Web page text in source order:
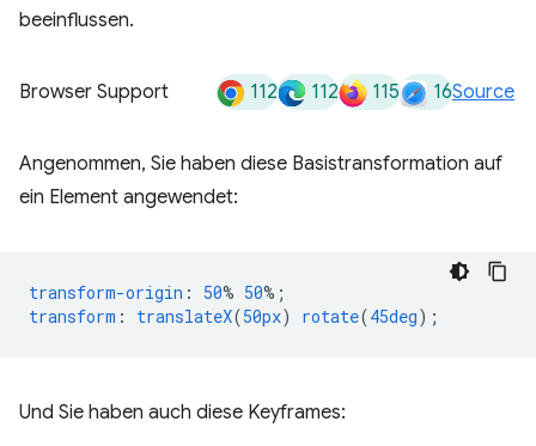
beeinflussen.
Browser Support 112 112 115 16Source
Angenommen, Sie haben diese Basistransformation auf
ein Element angewendet:
transform-origin : 50% 50%;
transform : translateX(50px) rotate(45deg);
Und Sie haben auch diese Keyframes: